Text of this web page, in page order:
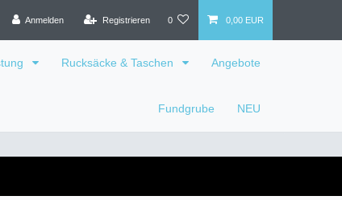
Anmelden Registrieren 0 0,00 EUR
Rucksäcke & Taschen Angebote
Fundgrube NEU